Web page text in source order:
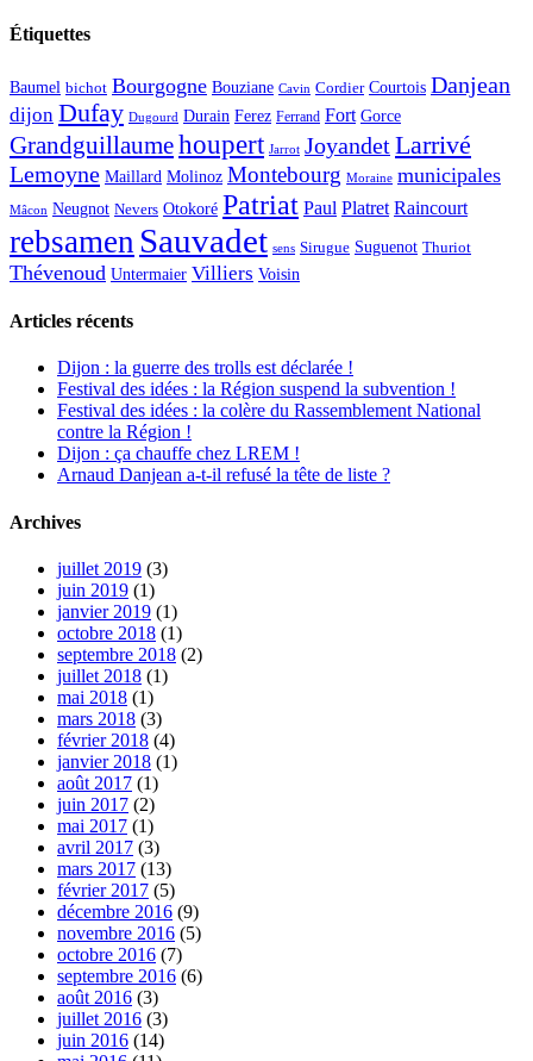
Étiquettes
Baumel bichot Bourgogne Bouziane Cavin Cordier Courtois Danjean
dijon Dufay Dugourd Durain Ferez Ferrand Fort Gorce
Grandguillaumehoupert Jarrot JoyandetLarrivé
Lemoyne Maillard Molinoz Montebourg Moraine municipales
Mâcon Neugnot Nevers Otokoré Patriat Paul Platret Raincourt
rebsamen Sauvadet sens Sirugue Suguenot Thuriot
Thévenoud Untermaier Villiers Voisin
Articles récents
Dijon : la guerre des trolls est déclarée !
Festival des idées : la Région suspend la subvention !
Festival des idées : la colère du Rassemblement National
contre la Région !
Dijon : ça chauffe chez LREM !
Arnaud Danjean a-t-il refusé la tête de liste ?
Archives
juillet 2019 (3)
juin 2019 (1)
janvier 2019 (1)
octobre 2018 (1)
septembre 2018 (2)
juillet 2018 (1)
mai 2018 (1)
mars 2018 (3)
février 2018 (4)
janvier 2018 (1)
août 2017 (1)
juin 2017 (2)
mai 2017 (1)
avril 2017 (3)
mars 2017 (13)
février 2017 (5)
décembre 2016 (9)
novembre 2016 (5)
octobre 2016 (7)
septembre 2016 (6)
août 2016 (3)
juillet 2016 (3)
juin 2016 (14)